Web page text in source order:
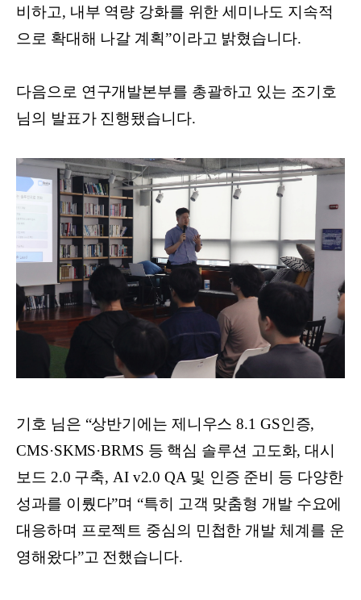
비하고, 내부 역량 강화를 위한 세미나도 지속적
으로 확대해 나갈 계획”이라고 밝혔습니다.
다음으로 연구개발본부를 총괄하고 있는 조기호
님의 발표가 진행됐습니다.
기호 님은 “상반기에는 제니우스 8.1 GS인증,
CMS·SKMS·BRMS 등 핵심 솔루션 고도화, 대시
보드 2.0 구축, AI v2.0 QA 및 인증 준비 등 다양한
성과를 이뤘다”며 “특히 고객 맞춤형 개발 수요에
대응하며 프로젝트 중심의 민첩한 개발 체계를 운
영해왔다”고 전했습니다.